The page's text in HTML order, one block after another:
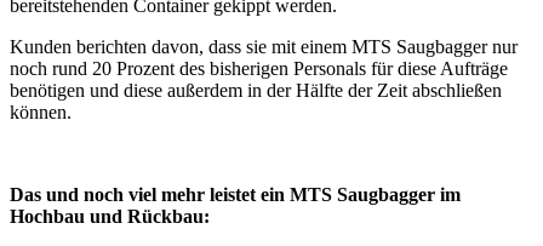
bereitstehenden Container gekippt werden.
Kunden berichten davon, dass sie mit einem MTS Saugbagger nur
noch rund 20 Prozent des bisherigen Personals für diese Aufträge
benötigen und diese außerdem in der Hälfte der Zeit abschließen
können.
Das und noch viel mehr leistet ein MTS Saugbagger im
Hochbau und Rückbau: